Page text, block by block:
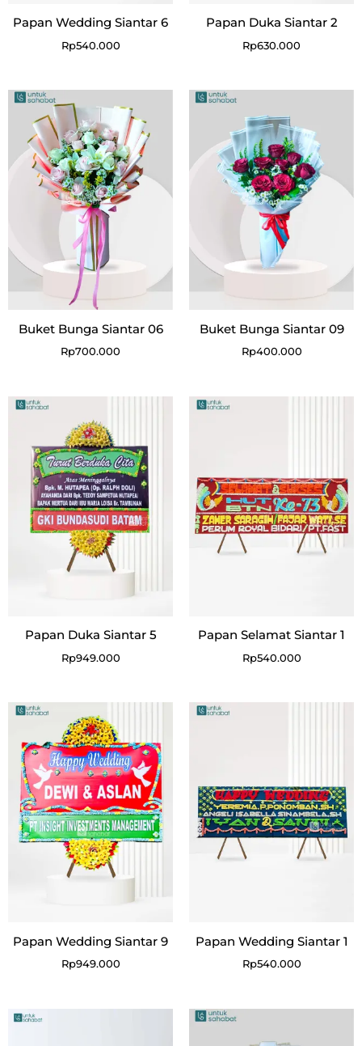
Papan Wedding Siantar 6
Rp540.000
Papan Duka Siantar 2
Rp630.000
Buket Bunga Siantar 06
Rp700.000
Buket Bunga Siantar 09
Rp400.000
Papan Duka Siantar 5
Rp949.000
Papan Selamat Siantar 1
Rp540.000
Papan Wedding Siantar 9
Rp949.000
Papan Wedding Siantar 1
Rp540.000